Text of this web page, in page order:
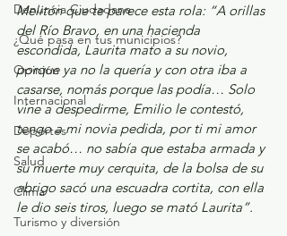
Denuncia Ciudadana
¿Qué pasa en tus municipios?
Opinión
Internacional
Deportes
Salud
Clima
Turismo y diversión
Melitón que te parece esta rola: “A orillas
del Río Bravo, en una hacienda
escondida, Laurita mato a su novio,
porque ya no la quería y con otra iba a
casarse, nomás porque las podía… Solo
vine a despedirme, Emilio le contestó,
tengo a mi novia pedida, por ti mi amor
se acabó… no sabía que estaba armada y
su muerte muy cerquita, de la bolsa de su
abrigo sacó una escuadra cortita, con ella
le dio seis tiros, luego se mató Laurita”.